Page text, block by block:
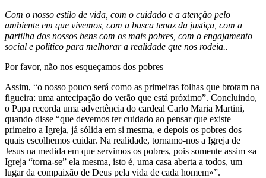
Com o nosso estilo de vida, com o cuidado e a atenção pelo
ambiente em que vivemos, com a busca tenaz da justiça, com a
partilha dos nossos bens com os mais pobres, com o engajamento
social e político para melhorar a realidade que nos rodeia..
Por favor, não nos esqueçamos dos pobres
Assim, “o nosso pouco será como as primeiras folhas que brotam na
figueira: uma antecipação do verão que está próximo”. Concluindo,
o Papa recorda uma advertência do cardeal Carlo Maria Martini,
quando disse “que devemos ter cuidado ao pensar que existe
primeiro a Igreja, já sólida em si mesma, e depois os pobres dos
quais escolhemos cuidar. Na realidade, tornamo-nos a Igreja de
Jesus na medida em que servimos os pobres, pois somente assim «a
Igreja “torna-se” ela mesma, isto é, uma casa aberta a todos, um
lugar da compaixão de Deus pela vida de cada homem»”.